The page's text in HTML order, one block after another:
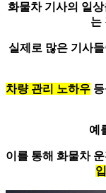
화물차 기사의 일
는
실제로 많은 기사
차량 관리 노하우
예
이를 통해 화물차
입